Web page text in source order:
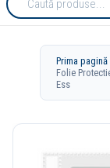
Cauta
produse:
Prima pagină
Folie
Ess